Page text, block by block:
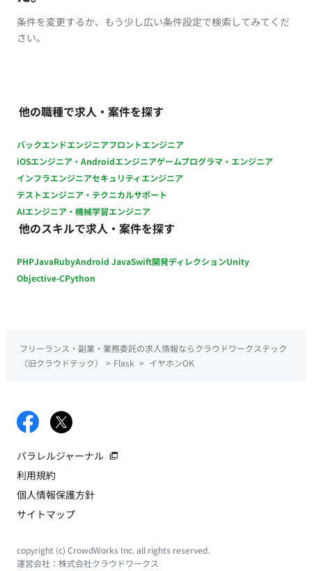
条件を変更するか、もう少し広い条件設定で検索してみてくだ
さい。
他の職種で求人・案件を探す
バックエンドエンジニアフロントエンジニア
iOSエンジニア・Androidエンジニアゲームプログラマ・エンジニア
インフラエンジニアセキュリティエンジニア
テストエンジニア・テクニカルサポート
AIエンジニア・機械学習エンジニア
他のスキルで求人・案件を探す
PHPJavaRubyAndroid JavaSwift開発ディレクションUnity
Objective-CPython
フリーランス・副業・業務委託の求人情報ならクラウドワークステック
（旧クラウドテック）
> Flask > イヤホンOK
パラレルジャーナル
利用規約
個人情報保護方針
サイトマップ
copyright (c) CrowdWorks Inc. all rights reserved.
運営会社： 株式会社クラウドワークス